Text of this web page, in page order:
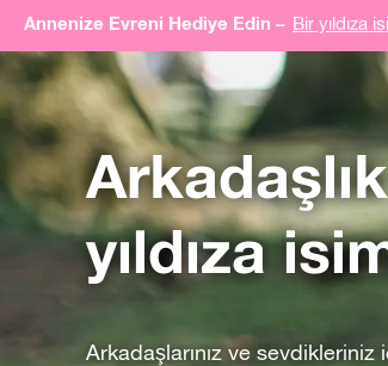
Annenize Evreni Hediye Edin – Bir yıldıza
yıldıza
Arkadaşlarınız ve